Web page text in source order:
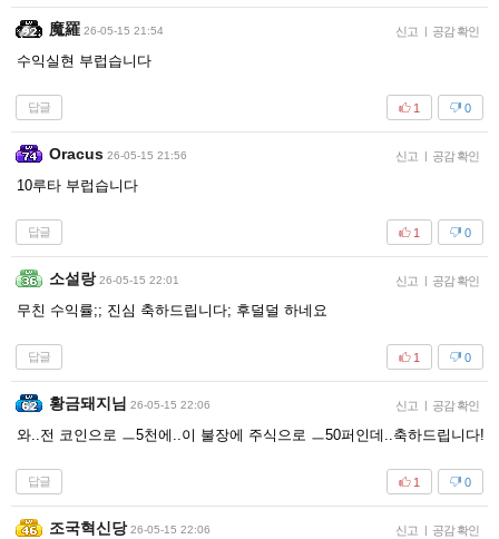
魔羅 26-05-15 21:54 신고 | 공감 확인
수익실현 부럽습니다
답글 0
1
Oracus 26-05-15 21:56 신고 | 공감 확인
10루타 부럽습니다
답글 0
1
소설랑 26-05-15 22:01 신고 | 공감 확인
무친 수익률;; 진심 축하드립니다; 후덜덜 하네요
답글 0
1
황금돼지님 26-05-15 22:06 신고 | 공감 확인
와..전 코인으로 ㅡ5천에..이 불장에 주식으로 ㅡ50퍼인데..축하드립니다!
답글 0
1
조국혁신당 26-05-15 22:06 신고 | 공감 확인